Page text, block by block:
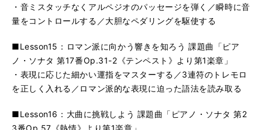
・音ミスタッチなくアルペジオのパッセージを弾く／瞬時に音
量をコントロールする／大胆なペダリングを駆使する
■Lesson15：ロマン派に向かう響きを知ろう 課題曲「ピア
ノ・ソナタ 第17番Op.31-2《テンペスト》より第1楽章」
・表現に応じた細かい運指をマスターする／3連符のトレモロ
を正しく入れる／ロマン派的な表現に迫った語法を読み取る
■Lesson16：大曲に挑戦しよう 課題曲「ピアノ・ソナタ 第2
3番Op.57《熱情》より第1楽章」